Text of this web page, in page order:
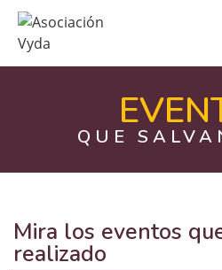
QUE
Mira los eventos
realizado